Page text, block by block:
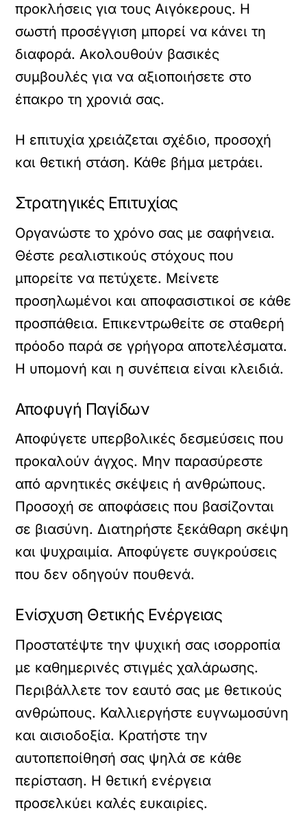
προκλήσεις για τους Αιγόκερους. Η
σωστή προσέγγιση μπορεί να κάνει τη
διαφορά. Ακολουθούν βασικές
συμβουλές για να αξιοποιήσετε στο
έπακρο τη χρονιά σας.
Η επιτυχία χρειάζεται σχέδιο, προσοχή
και θετική στάση. Κάθε βήμα μετράει.
Στρατηγικές Επιτυχίας
Οργανώστε το χρόνο σας με σαφήνεια.
Θέστε ρεαλιστικούς στόχους που
μπορείτε να πετύχετε. Μείνετε
προσηλωμένοι και αποφασιστικοί σε κάθε
προσπάθεια. Επικεντρωθείτε σε σταθερή
πρόοδο παρά σε γρήγορα αποτελέσματα.
Η υπομονή και η συνέπεια είναι κλειδιά.
Αποφυγή Παγίδων
Αποφύγετε υπερβολικές δεσμεύσεις που
προκαλούν άγχος. Μην παρασύρεστε
από αρνητικές σκέψεις ή ανθρώπους.
Προσοχή σε αποφάσεις που βασίζονται
σε βιασύνη. Διατηρήστε ξεκάθαρη σκέψη
και ψυχραιμία. Αποφύγετε συγκρούσεις
που δεν οδηγούν πουθενά.
Ενίσχυση Θετικής Ενέργειας
Προστατέψτε την ψυχική σας ισορροπία
με καθημερινές στιγμές χαλάρωσης.
Περιβάλλετε τον εαυτό σας με θετικούς
ανθρώπους. Καλλιεργήστε ευγνωμοσύνη
και αισιοδοξία. Κρατήστε την
αυτοπεποίθησή σας ψηλά σε κάθε
περίσταση. Η θετική ενέργεια
προσελκύει καλές ευκαιρίες.